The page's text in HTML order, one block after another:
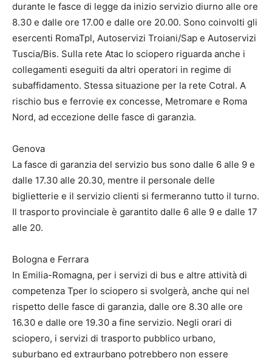
durante le fasce di legge da inizio servizio diurno alle ore
8.30 e dalle ore 17.00 e dalle ore 20.00. Sono coinvolti gli
esercenti RomaTpl, Autoservizi Troiani/Sap e Autoservizi
Tuscia/Bis. Sulla rete Atac lo sciopero riguarda anche i
collegamenti eseguiti da altri operatori in regime di
subaffidamento. Stessa situazione per la rete Cotral. A
rischio bus e ferrovie ex concesse, Metromare e Roma
Nord, ad eccezione delle fasce di garanzia.
Genova
La fasce di garanzia del servizio bus sono dalle 6 alle 9 e
dalle 17.30 alle 20.30, mentre il personale delle
biglietterie e il servizio clienti si fermeranno tutto il turno.
Il trasporto provinciale è garantito dalle 6 alle 9 e dalle 17
alle 20.
Bologna e Ferrara
In Emilia-Romagna, per i servizi di bus e altre attività di
competenza Tper lo sciopero si svolgerà, anche qui nel
rispetto delle fasce di garanzia, dalle ore 8.30 alle ore
16.30 e dalle ore 19.30 a fine servizio. Negli orari di
sciopero, i servizi di trasporto pubblico urbano,
suburbano ed extraurbano potrebbero non essere